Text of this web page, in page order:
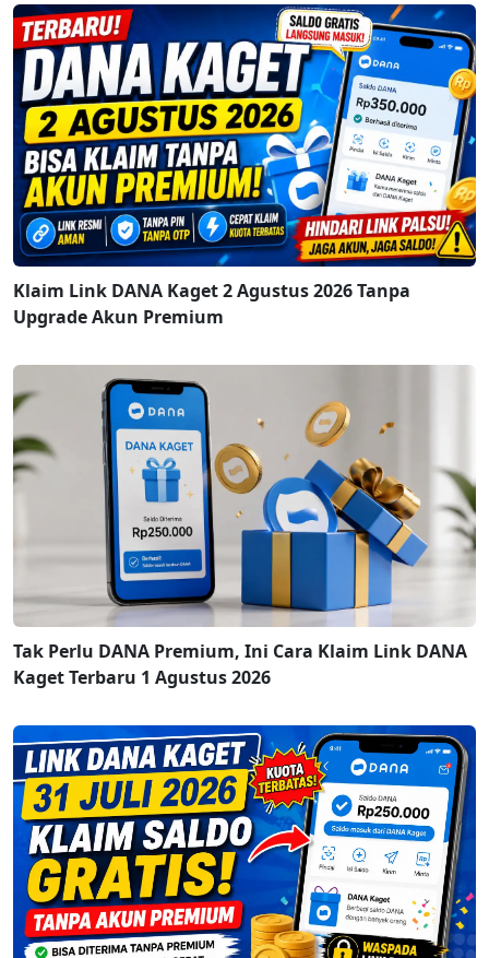
Klaim Link DANA Kaget 2 Agustus 2026 Tanpa
Upgrade Akun Premium
Tak Perlu DANA Premium, Ini Cara Klaim Link DANA
Kaget Terbaru 1 Agustus 2026